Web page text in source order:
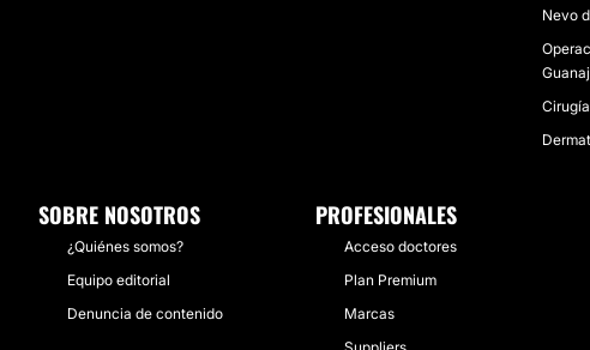
Nevo
SOBRE NOSOTROS
¿Quiénes somos?
Equipo editorial
Denuncia de contenido
PROFESIONALES
Acceso doctores
Plan Premium
Marcas